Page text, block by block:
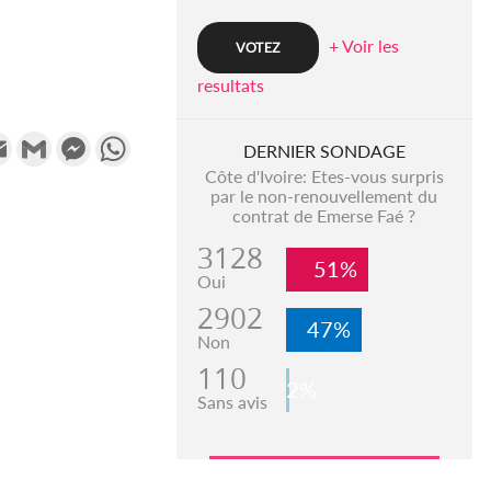
Email Gmail Messenger
+ Voir les
resultats
DERNIER SONDAGE
Côte d'Ivoire: Etes-vous surpris
par le non-renouvellement du
contrat de Emerse Faé ?
3128
Oui 51%
2902
Non 47%
110
Sans avis 2%